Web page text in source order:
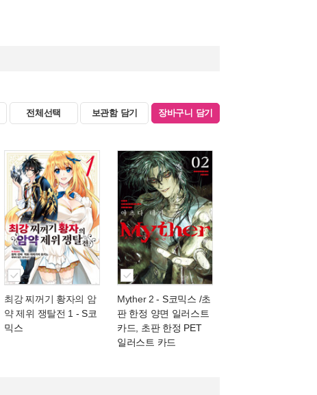
전체선택 보관함 담기 장바구니 담기
최강 찌꺼기 황자의 암
약 제위 쟁탈전 1 - S코
믹스
Myther 2 - S코믹스 /초
판 한정 양면 일러스트
카드, 초판 한정 PET
일러스트 카드